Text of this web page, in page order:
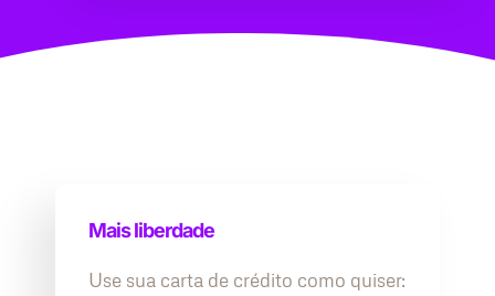
Mais liberdade
Use sua carta de crédito como quiser: